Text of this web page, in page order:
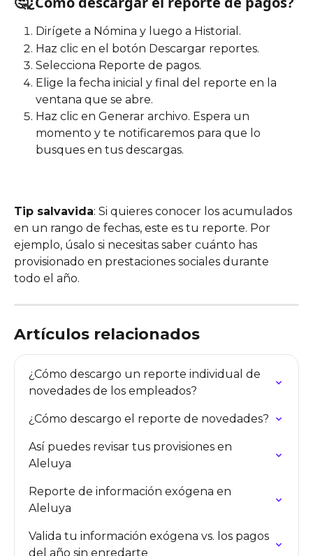
Dirígete a Nómina y luego a Historial.
Haz clic en el botón Descargar reportes.
Selecciona Reporte de pagos.
Elige la fecha inicial y final del reporte en la
ventana que se abre.
Haz clic en Generar archivo. Espera un
momento y te notificaremos para que lo
busques en tus descargas.
Tip salvavida: Si quieres conocer los acumulados
en un rango de fechas, este es tu reporte. Por
ejemplo, úsalo si necesitas saber cuánto has
provisionado en prestaciones sociales durante
todo el año.
Artículos relacionados
¿Cómo descargo un reporte individual de
novedades de los empleados?
¿Cómo descargo el reporte de novedades?
Así puedes revisar tus provisiones en
Aleluya
Reporte de información exógena en
Aleluya
Valida tu información exógena vs. los pagos
del año sin enredarte